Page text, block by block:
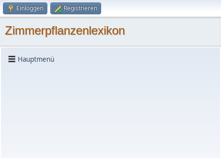
Einloggen Registrieren
Zimmerpflanzenlexikon
Hauptmenü